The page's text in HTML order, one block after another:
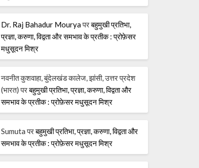
Dr. Raj Bahadur Mouryaपरबहुमुखी प्रतिभा,
प्रज्ञा, करुणा, विद्वता और समभाव के प्रतीक : प्रोफ़ेसर
मधुसूदन मिश्र
नवनीत कुशवाहा, बुंदेलखंड कालेज, झांसी, उत्तर प्रदेश
(भारत)परबहुमुखी प्रतिभा, प्रज्ञा, करुणा, विद्वता और
समभाव के प्रतीक : प्रोफ़ेसर मधुसूदन मिश्र
Sumutaपरबहुमुखी प्रतिभा, प्रज्ञा, करुणा, विद्वता और
समभाव के प्रतीक : प्रोफ़ेसर मधुसूदन मिश्र